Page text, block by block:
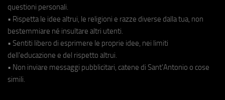
questioni personali.
• Rispetta le idee altrui, le religioni e razze diverse dalla tua, non
bestemmiare né insultare altri utenti.
• Sentiti libero di esprimere le proprie idee, nei limiti
dell'educazione e del rispetto altrui.
• Non inviare messaggi pubblicitari, catene di Sant'Antonio o cose
simili.